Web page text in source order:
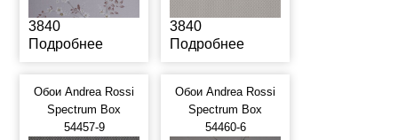
3840
Подробнее
3840
Подробнее
Обои Andrea Rossi
Spectrum Box
54457-9
Обои Andrea Rossi
Spectrum Box
54460-6